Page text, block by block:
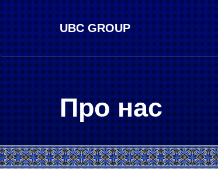
UBC GROUP
Про нас